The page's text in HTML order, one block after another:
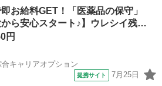
お給料GET！「医薬品の保守」
から安心スタート♪】ウレシイ残…
円
キャリアオプション
提携サイト 7月25日